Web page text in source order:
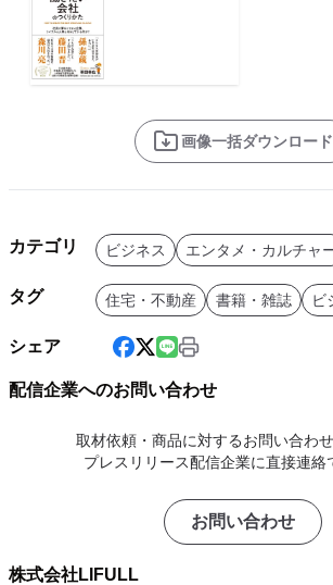
画像一括ダウンロード
カテゴリ ビジネス エンタメ・カルチャ
タグ 住宅・不動産 書籍・雑誌 ビ
シェア
配信企業へのお問い合わせ
取材依頼・商品に対するお問い合わせ
プレスリリース配信企業に直接連絡
お問い合わせ
株式会社LIFULL